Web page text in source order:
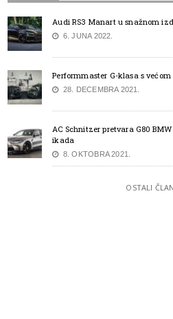
Audi RS3 Manart u snažnom
6. JUNA 2022.
Performmaster G-klasa s
28. DECEMBRA 2021.
AC Schnitzer pretvara G80
ikada
8. OKTOBRA 2021.
OSTALI